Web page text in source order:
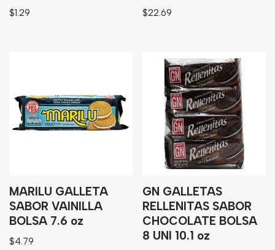
$1.29 $22.69
MARILU GALLETA
SABOR VAINILLA
BOLSA 7.6 oz
$4.79
GN GALLETAS
RELLENITAS SABOR
CHOCOLATE BOLSA
8 UNI 10.1 oz